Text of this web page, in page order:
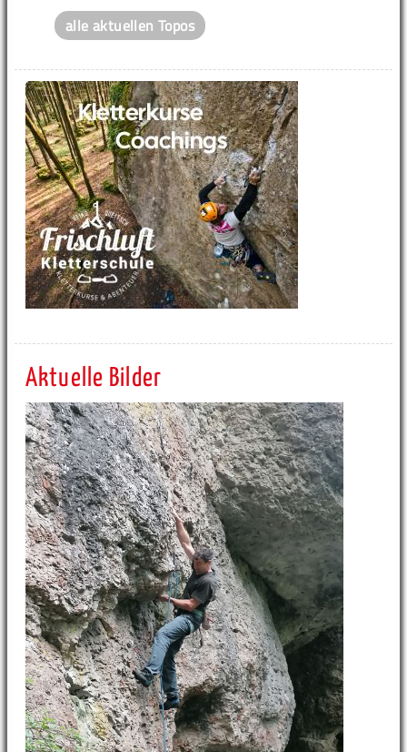
alle aktuellen Topos
Aktuelle Bilder